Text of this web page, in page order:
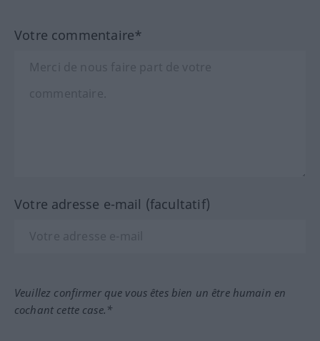
Votre commentaire*
Votre adresse e-mail (facultatif)
Veuillez confirmer que vous êtes bien un être humain en
cochant cette case.*